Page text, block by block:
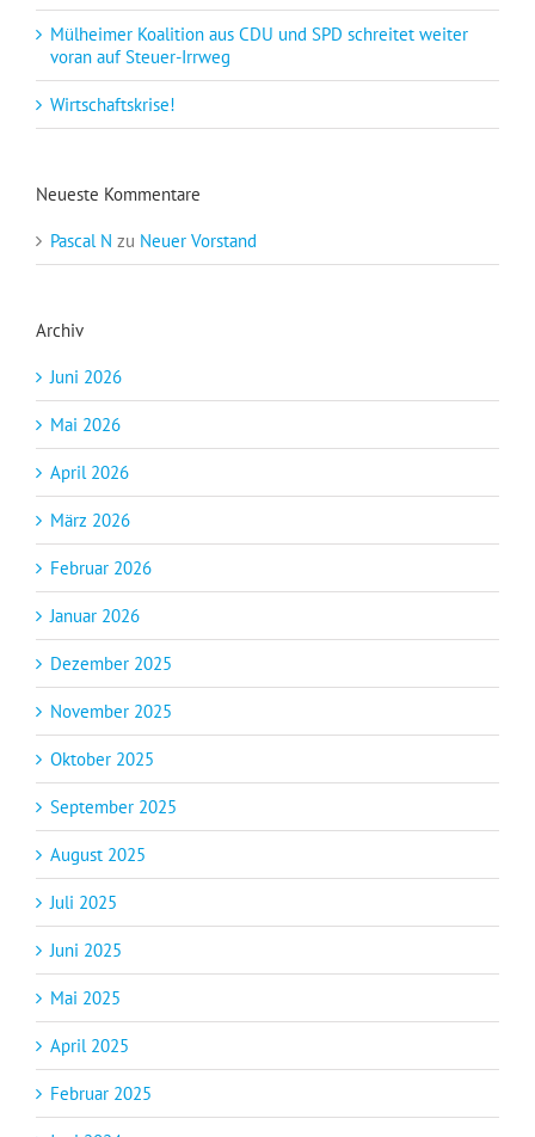
Mülheimer Koalition aus CDU und SPD schreitet weiter
voran auf Steuer-Irrweg
Wirtschaftskrise!
Neueste Kommentare
Pascal N zu Neuer Vorstand
Archiv
Juni 2026
Mai 2026
April 2026
März 2026
Februar 2026
Januar 2026
Dezember 2025
November 2025
Oktober 2025
September 2025
August 2025
Juli 2025
Juni 2025
Mai 2025
April 2025
Februar 2025